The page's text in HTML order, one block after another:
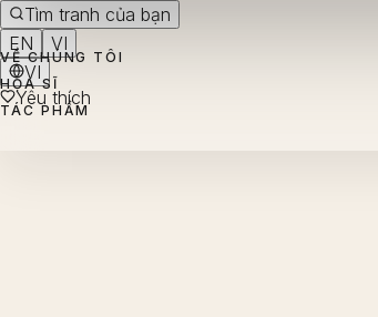
Tìm tranh của bạn
EN
VI
VI
Yêu thích
VỀ CHÚNG TÔI
HỌA SĨ
TÁC PHẨM